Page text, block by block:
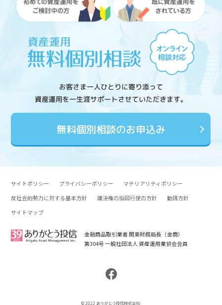
お客さま一人ひとりに寄り添って
資産運用を一生涯サポートさせていただきます。
無料個別相談のお申込み
サイトポリシー プライバシーポリシー
マテリアリティポリシー
反社会的勢力に対する基本方針
議決権の指図行使の方針
勧誘方針
サイトマップ
金融商品取引業者 関東財務局長（金商）
第304号 一般社団法人 資産運用業協会会員
© 2022 ありがとう投信株式会社.